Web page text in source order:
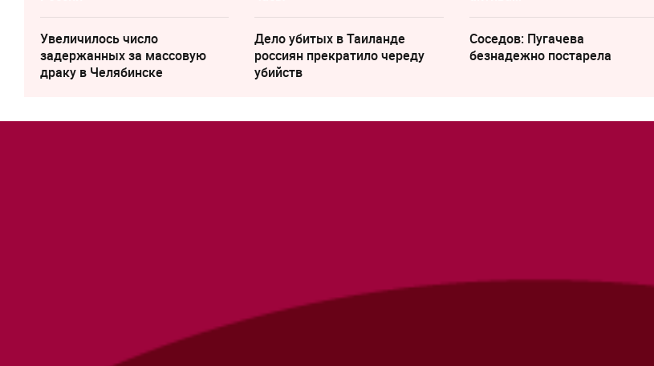
Увеличилось число
задержанных за массовую
драку в Челябинске
Дело убитых в Таиланде
россиян прекратило череду
убийств
Соседов: Пугачева
безнадежно постарела